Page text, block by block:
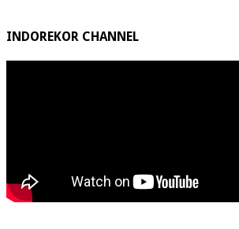
INDOREKOR CHANNEL